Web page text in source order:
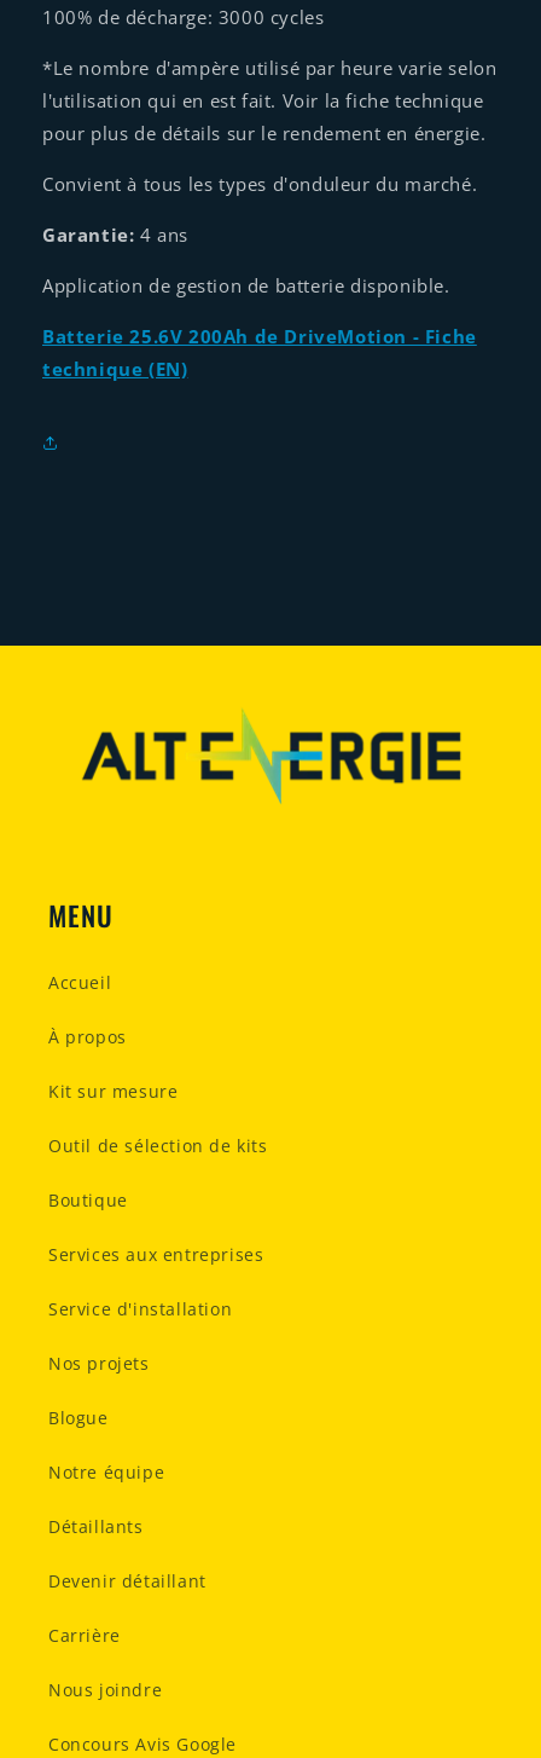
100% de décharge: 3000 cycles
*Le nombre d'ampère utilisé par heure varie selon
l'utilisation qui en est fait. Voir la fiche technique
pour plus de détails sur le rendement en énergie.
Convient à tous les types d'onduleur du marché.
Garantie: 4 ans
Application de gestion de batterie disponible.
Batterie 25.6V 200Ah de DriveMotion - Fiche
technique (EN)
MENU
Accueil
À propos
Kit sur mesure
Outil de sélection de kits
Boutique
Services aux entreprises
Service d'installation
Nos projets
Blogue
Notre équipe
Détaillants
Devenir détaillant
Carrière
Nous joindre
Concours Avis Google